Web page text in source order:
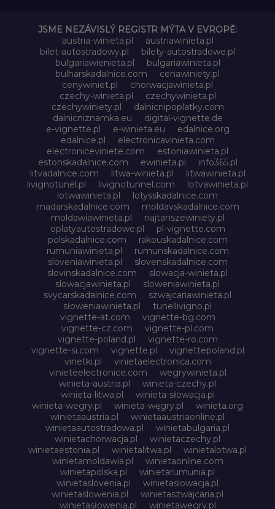
JSME NEZÁVISLÝ REGISTR MÝTA V EVROPĚ:
austria-winieta.pl
austriawinieta.pl
bilet-autostradowy.pl
bilety-autostradowe.pl
bulgariawienieta.pl
bulgariawinieta.pl
bulharskadalnice.com
cenawiniety.pl
cenywiniet.pl
chorwacjawinieta.pl
czechy-winieta.pl
czechywinieta.pl
czechywiniety.pl
dalnicnipoplatky.com
dalnicniznamka.eu
digital-vignette.de
e-vignette.pl
e-winieta.eu
edalnice.org
edalnice.pl
electronicavinieta.com
electroniceviniete.com
estoniawinieta.pl
estonskadalnice.com
ewinieta.pl
info365.pl
litvadalnice.com
litwa-winieta.pl
litwawinieta.pl
livignotunel.pl
livignotunnel.com
lotvawinieta.pl
lotwawinieta.pl
lotysskadalnice.com
madarskadalnice.com
moldavskadalnice.com
moldawiawinieta.pl
najtanszewiniety.pl
oplatyautostradowe.pl
pl-vignette.com
polskadalnice.com
rakouskadalnice.com
rumuniawinieta.pl
rumunskadalnice.com
sloveniawinieta.pl
slovenskadalnice.com
slovinskadalnice.com
slowacja-winieta.pl
slowacjawinieta.pl
sloweniawinieta.pl
svycarskadalnice.com
szwajcariawinieta.pl
słoweniawinieta.pl
tunellivigno.pl
vignette-at.com
vignette-bg.com
vignette-cz.com
vignette-pl.com
vignette-poland.pl
vignette-ro.com
vignette-si.com
vignette.pl
vignettepoland.pl
vinetki.pl
vinietaelectronica.com
vinieteelectronice.com
wegrywinieta.pl
winieta-austria.pl
winieta-czechy.pl
winieta-litwa.pl
winieta-słowacja.pl
winieta-wegry.pl
winieta-węgry.pl
winieta.org
winietaaustria.pl
winietaaustriaonline.pl
winietaautostradowa.pl
winietabulgaria.pl
winietachorwacja.pl
winietaczechy.pl
winietaestonia.pl
winietalitwa.pl
winietalotwa.pl
winietamoldawia.pl
winietaonline.com
winietapolska.pl
winietarumunia.pl
winietaslovenia.pl
winietaslowacja.pl
winietaslowenia.pl
winietaszwajcaria.pl
winietasłowenia.pl
winietawegry.pl